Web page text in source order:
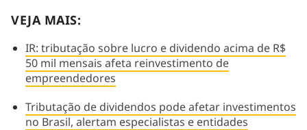
VEJA MAIS:
IR: tributação sobre lucro e dividendo acima de R$
50 mil mensais afeta reinvestimento de
empreendedores
Tributação de dividendos pode afetar investimentos
no Brasil, alertam especialistas e entidades